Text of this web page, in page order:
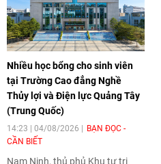
Nhiều học bổng cho sinh viên
tại Trường Cao đẳng Nghề
Thủy lợi và Điện lực Quảng Tây
(Trung Quốc)
14:23 | 04/08/2026
BẠN ĐỌC -
CẦN BIẾT
Nam Ninh, thủ phủ Khu tự trị